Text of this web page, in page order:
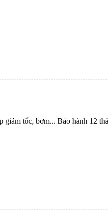
tốc, bơm... Bảo hành 12